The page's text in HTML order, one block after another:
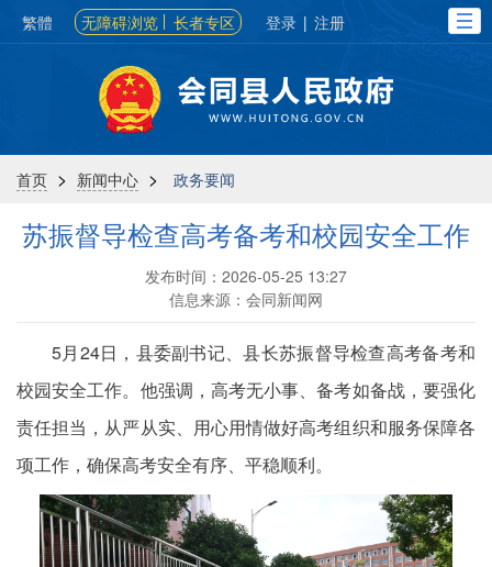
繁體 无障碍浏览 长者专区 登录 | 注册
首页 > 新闻中心 > 政务要闻
苏振督导检查高考备考和校园安全工作
发布时间：2026-05-25 13:27
信息来源：会同新闻网
5月24日，县委副书记、县长苏振督导检查高考备考和
校园安全工作。他强调，高考无小事、备考如备战，要强化
责任担当，从严从实、用心用情做好高考组织和服务保障各
项工作，确保高考安全有序、平稳顺利。